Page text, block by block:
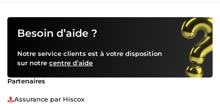
Besoin d’aide ?
Notre service clients est à votre disposition
sur notre centre d’aide
Partenaires
Assurance par Hiscox